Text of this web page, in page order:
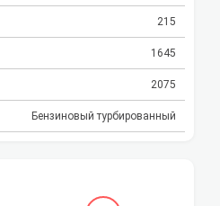
215
1645
2075
Бензиновый турбированный